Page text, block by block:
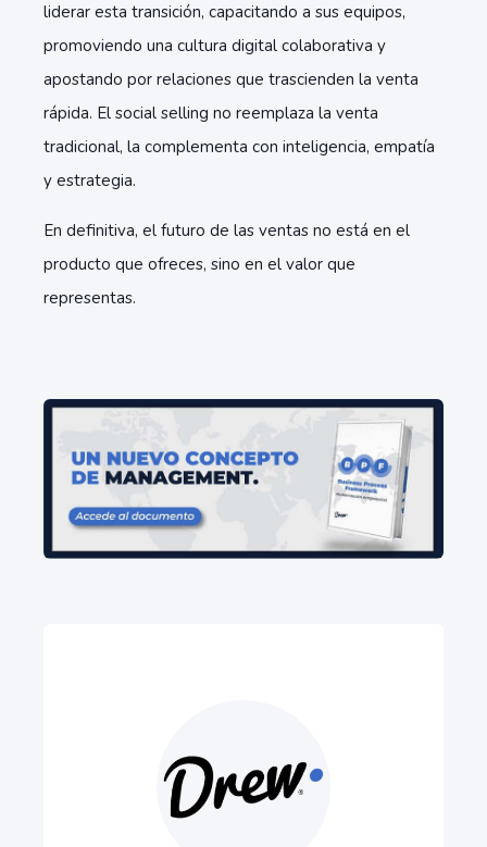
liderar esta transición, capacitando a sus equipos,
promoviendo una cultura digital colaborativa y
apostando por relaciones que trascienden la venta
rápida. El social selling no reemplaza la venta
tradicional, la complementa con inteligencia, empatía
y estrategia.
En definitiva, el futuro de las ventas no está en el
producto que ofreces, sino en el valor que
representas.